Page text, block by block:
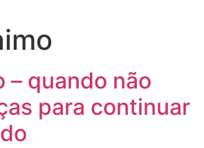
– quando não
para continuar